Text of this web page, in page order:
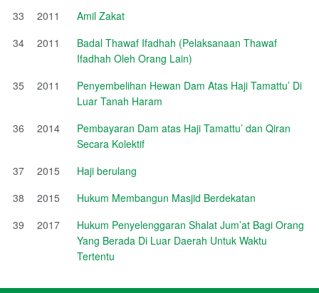
33 2011
Amil Zakat
34
2011
Badal Thawaf Ifadhah (Pelaksanaan Thawaf
Ifadhah Oleh Orang Lain)
35
2011
Penyembelihan Hewan Dam Atas Haji Tamattu’ Di
Luar Tanah Haram
36
2014
Pembayaran Dam atas Haji Tamattu’ dan Qiran
Secara Kolektif
37
2015
Haji berulang
38
2015
Hukum Membangun Masjid Berdekatan
39
2017
Hukum Penyelenggaran Shalat Jum’at Bagi Orang
Yang Berada Di Luar Daerah Untuk Waktu
Tertentu